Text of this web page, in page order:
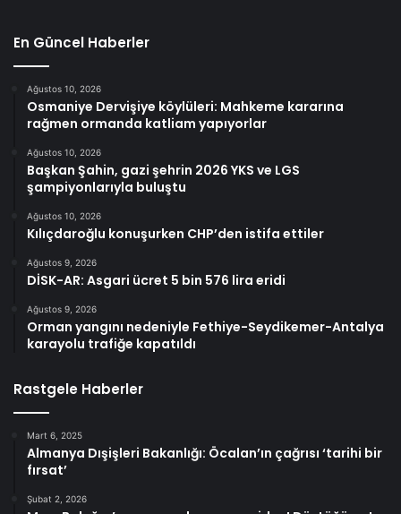
En Güncel Haberler
Ağustos 10, 2026
Osmaniye Dervişiye köylüleri: Mahkeme kararına
rağmen ormanda katliam yapıyorlar
Ağustos 10, 2026
Başkan Şahin, gazi şehrin 2026 YKS ve LGS
şampiyonlarıyla buluştu
Ağustos 10, 2026
Kılıçdaroğlu konuşurken CHP’den istifa ettiler
Ağustos 9, 2026
DİSK-AR: Asgari ücret 5 bin 576 lira eridi
Ağustos 9, 2026
Orman yangını nedeniyle Fethiye-Seydikemer-Antalya
karayolu trafiğe kapatıldı
Rastgele Haberler
Mart 6, 2025
Almanya Dışişleri Bakanlığı: Öcalan’ın çağrısı ‘tarihi bir
fırsat’
Şubat 2, 2026